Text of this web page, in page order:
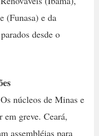
(Funasa) e da
desde o
núcleos de Minas e
em greve. Ceará,
assembléias para